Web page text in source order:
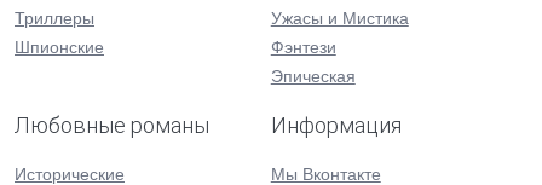
Триллеры
Шпионские
Ужасы и Мистика
Фэнтези
Эпическая
Любовные романы
Исторические
Информация
Мы Вконтакте